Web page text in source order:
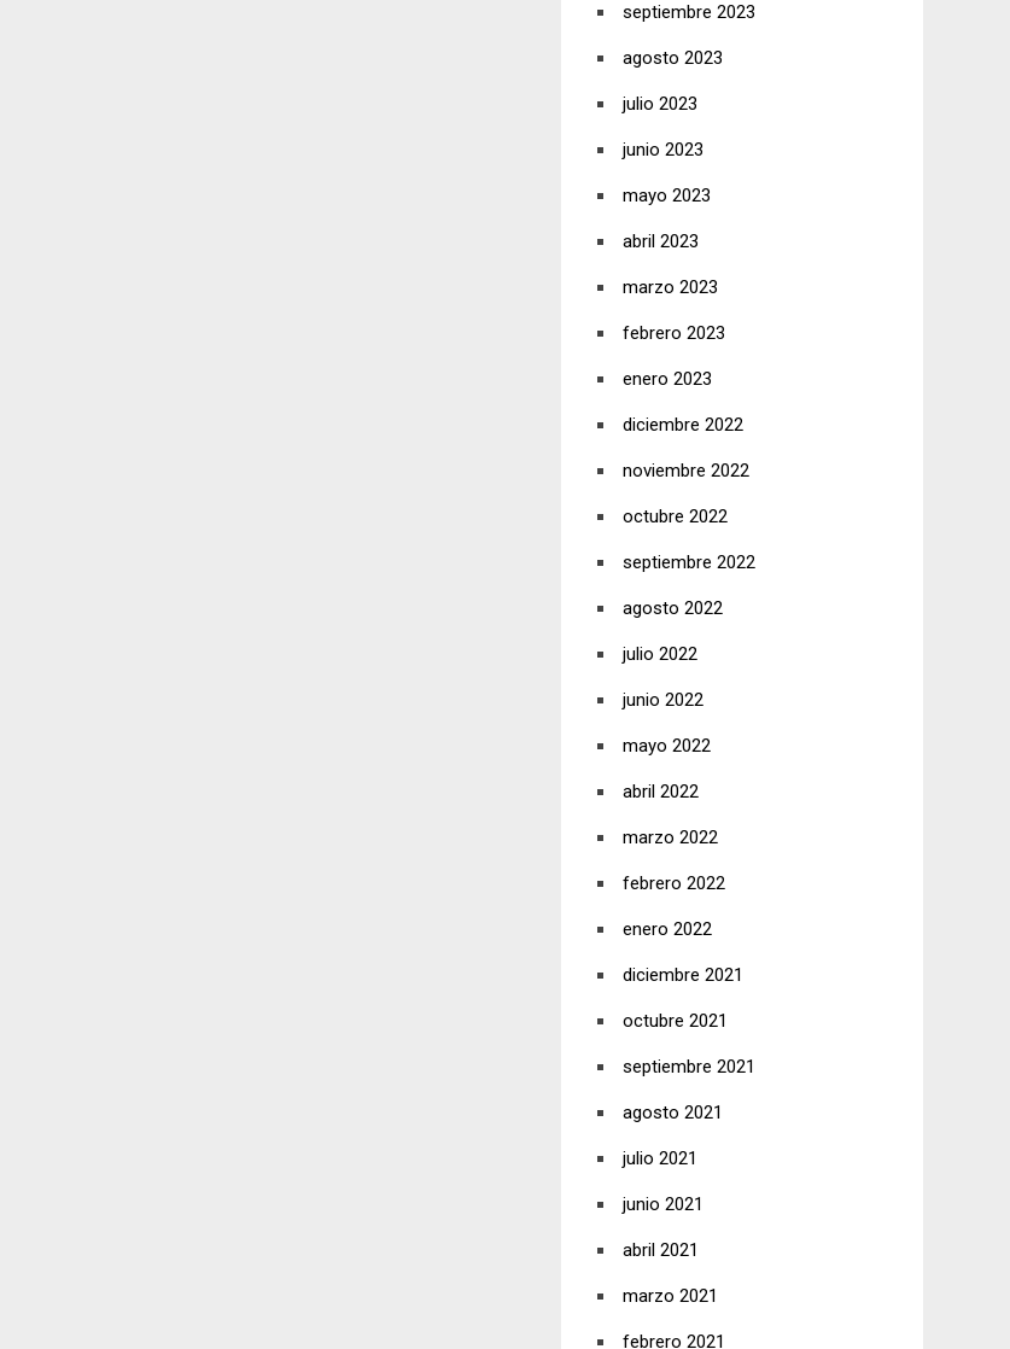
septiembre 2023
agosto 2023
julio 2023
junio 2023
mayo 2023
abril 2023
marzo 2023
febrero 2023
enero 2023
diciembre 2022
noviembre 2022
octubre 2022
septiembre 2022
agosto 2022
julio 2022
junio 2022
mayo 2022
abril 2022
marzo 2022
febrero 2022
enero 2022
diciembre 2021
octubre 2021
septiembre 2021
agosto 2021
julio 2021
junio 2021
abril 2021
marzo 2021
febrero 2021